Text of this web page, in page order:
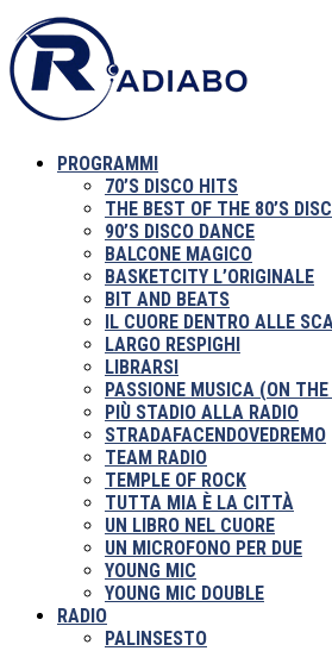
PROGRAMMI
70’S DISCO HITS
THE BEST OF THE 80’S
90’S DISCO DANCE
BALCONE MAGICO
BASKETCITY L’ORIGINALE
BIT AND BEATS
IL CUORE DENTRO ALLE
LARGO RESPIGHI
LIBRARSI
PASSIONE MUSICA (ON
PIÙ STADIO ALLA RADIO
STRADAFACENDOVEDREMO
TEAM RADIO
TEMPLE OF ROCK
TUTTA MIA È LA CITTÀ
UN LIBRO NEL CUORE
UN MICROFONO PER DUE
YOUNG MIC
YOUNG MIC DOUBLE
RADIO
PALINSESTO